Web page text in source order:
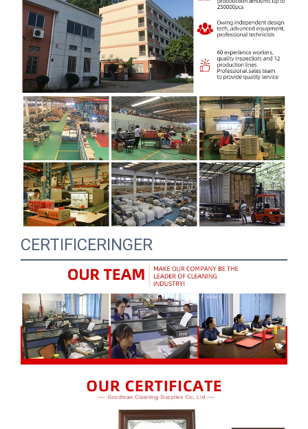
CERTIFICERINGER